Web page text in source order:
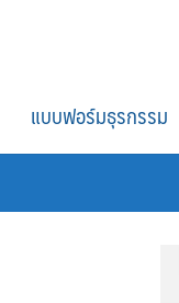
แบบฟอร์มธุรกรรม